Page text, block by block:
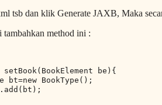
tsb dan klik Generate JAXB, Maka
tambahkan method ini :
setBook(BookElement be){
bt=new BookType();